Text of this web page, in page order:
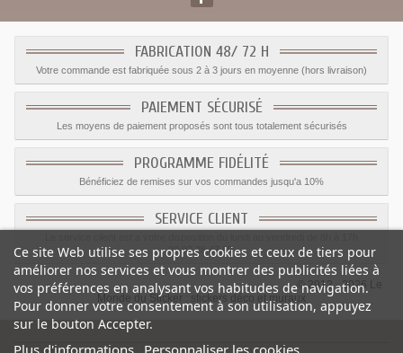
FABRICATION 48/ 72 H
Votre commande est fabriquée sous 2 à 3 jours en moyenne (hors livraison)
PAIEMENT SÉCURISÉ
Les moyens de paiement proposés sont tous totalement sécurisés
PROGRAMME FIDÉLITÉ
Bénéficiez de remises sur vos commandes jusqu'a 10%
SERVICE CLIENT
09.82.28.47.69.
© 2012 - 2026 Le
Monde du Sticker :
stickers déco et muraux
Ce site Web utilise ses propres cookies et ceux de tiers pour
améliorer nos services et vous montrer des publicités liées à
vos préférences en analysant vos habitudes de navigation.
Pour donner votre consentement à son utilisation, appuyez
sur le bouton Accepter.
Plus d'informations Personnaliser les cookies